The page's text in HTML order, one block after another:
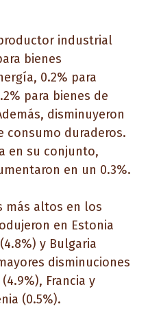
industrial
bienes
0.2% para
para bienes de
disminuyeron
consumo duraderos.
en su conjunto,
en un 0.3%.
más altos en los
en Estonia
y Bulgaria
disminuciones
Francia y
(0.5%).